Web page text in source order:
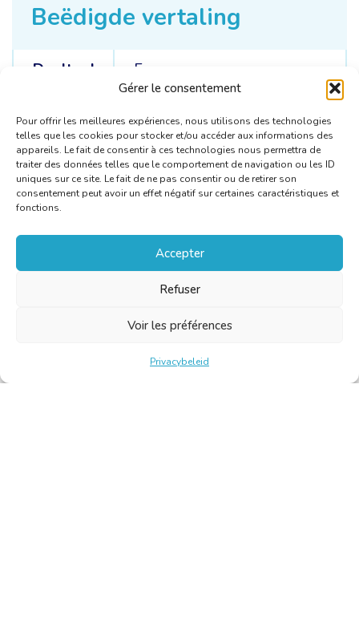
Gérer le consentement
Pour offrir les meilleures expériences, nous utilisons des technologies
telles que les cookies pour stocker et/ou accéder aux informations des
appareils. Le fait de consentir à ces technologies nous permettra de
traiter des données telles que le comportement de navigation ou les ID
uniques sur ce site. Le fait de ne pas consentir ou de retirer son
consentement peut avoir un effet négatif sur certaines caractéristiques et
fonctions.
Accepter
Refuser
Voir les préférences
Privacybeleid
Beëdigde vertaling
Doeltaal
Frans